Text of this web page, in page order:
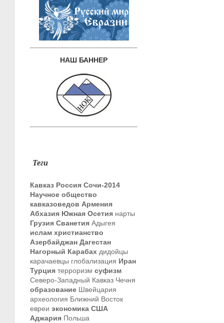
НАШ БАННЕР
Теги
Кавказ Россия Сочи-2014
Научное общество
кавказоведов Армения
Абхазия Южная Осетия нарты
Грузия Сванетия Адыгея
ислам христианство
Азербайджан Дагестан
Нагорный Карабах дидойцы
карачаевцы глобализация Иран
Турция терроризм суфизм
Северо-Западный Кавказ Чечня
образование Швейцария
археология Ближний Восток
евреи экономика США
Аджария Польша